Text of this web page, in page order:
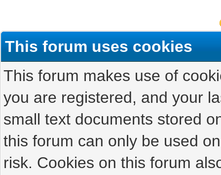
This forum uses cookies
This forum makes use of
you are registered, and your
small text documents stored
this forum can only be used
risk. Cookies on this forum